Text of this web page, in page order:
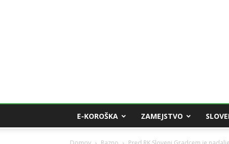
E-KOROŠKA ZAMEJSTVO